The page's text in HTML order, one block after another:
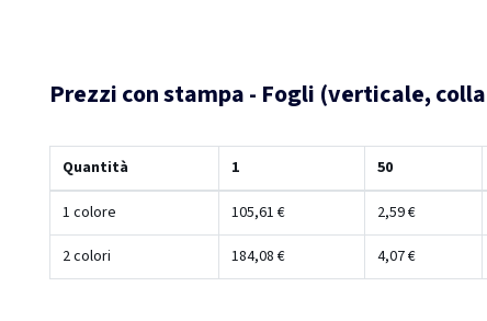
Prezzi con stampa - Fogli (verticale,
Quantità 1 50
1 colore 105,61 € 2,59 €
2 colori
184,08 € 4,07 €